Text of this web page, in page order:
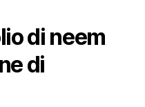
di neem
di